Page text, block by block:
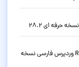
دانلود افزونه سئو حرفه ای رنک مث Rank Math Pro وردپرس فارسی نسخه